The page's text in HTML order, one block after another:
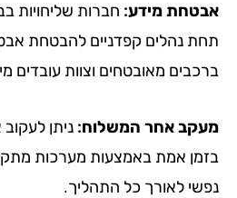
מידע:חברות שליחויות בבית
נהלים קפדניים להבטחת אבטחת
מאובטחים וצוות עובדים מיומן
אחר המשלוח:ניתן לעקוב
אמת באמצעות מערכות
לאורך כל התהליך.